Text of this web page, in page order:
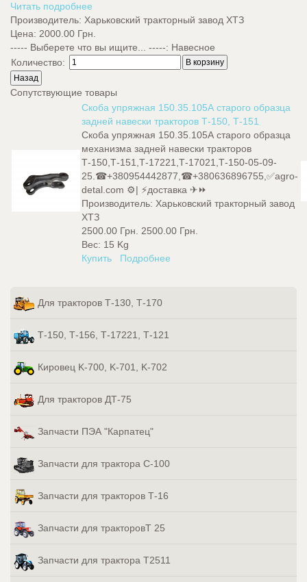
Читать подробнее
Производитель: Харьковский тракторный завод ХТЗ
Цена: 2000.00 Грн.
----- Выберете что вы ищите... -----: Навесное
Количество:
Сопутствующие товары
Скоба упряжная 150.35.105А старого образца
задней навески тракторов Т-150, Т-151
Скоба упряжная 150.35.105А старого образца
механизма задней навески тракторов
Т-150,Т-151,Т-17221,Т-17021,Т-150-05-09-
25.☎+380954442877,☎+380636896755,✅agro-
detal.com ⚙️| ⚡доставка ✈⏩
Производитель: Харьковский тракторный завод
ХТЗ
2500.00 Грн. 2500.00 Грн.
Вес: 15 Kg
Купить
Подробнее
Для тракторов Т-130, Т-170
Т-150, Т-156, Т-17221, Т-121
Кировец K-700, K-701, K-702
Для тракторов ДТ-75
Запчасти ПЭА "Карпатец"
Запчасти для трактора С-100
Запчасти для тракторов Т-16
Запчасти для тракторовТ 25
Запчасти для трактора Т2511